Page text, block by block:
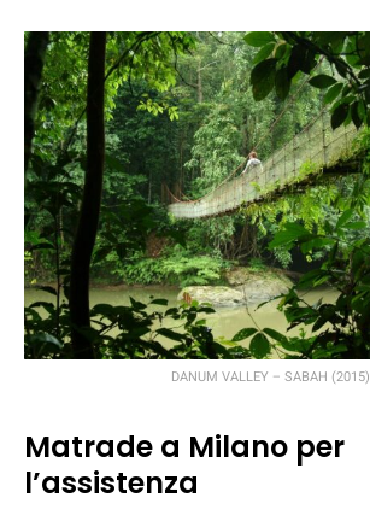
DANUM VALLEY – SABAH (2015)
Matrade a Milano per
l’assistenza